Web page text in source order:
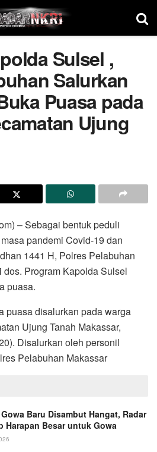
Sulsel ,
Salurkan
Puasa pada
Ujung
– Sebagai bentuk peduli
pandemi Covid-19 dan
1441 H, Polres Pelabuhan
Program Kapolda Sulsel
puasa.
puasa disalurkan pada warga
Ujung Tanah Makassar,
Disalurkan oleh personil
Pelabuhan Makassar
Baru Disambut Hangat, Radar
Harapan Besar untuk Gowa